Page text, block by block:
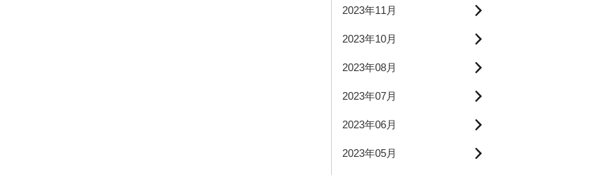
2023年11月
2023年10月
2023年08月
2023年07月
2023年06月
2023年05月